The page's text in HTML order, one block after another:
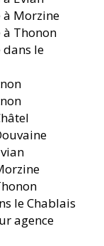
à Morzine
à Thonon
dans le
le Chablais
agence